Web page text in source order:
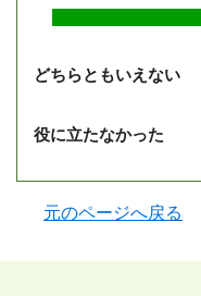
どちらともいえない
役に立たなかった
元のページへ戻る